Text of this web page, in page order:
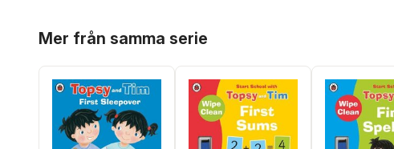
Mer från samma serie